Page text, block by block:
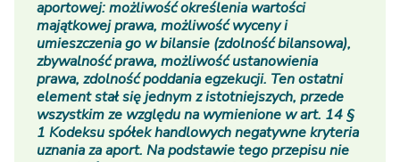
aportowej: możliwość określenia wartości
majątkowej prawa, możliwość wyceny i
umieszczenia go w bilansie (zdolność bilansowa),
zbywalność prawa, możliwość ustanowienia
prawa, zdolność poddania egzekucji. Ten ostatni
element stał się jednym z istotniejszych, przede
wszystkim ze względu na wymienione w art. 14 §
1 Kodeksu spółek handlowych negatywne kryteria
uznania za aport. Na podstawie tego przepisu nie